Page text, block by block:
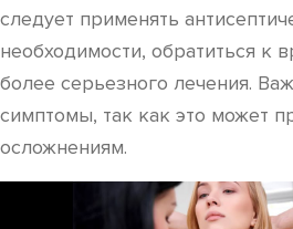
следует применять
необходимости, обратиться к
более серьезного лечения.
симптомы, так как это может
осложнениям.